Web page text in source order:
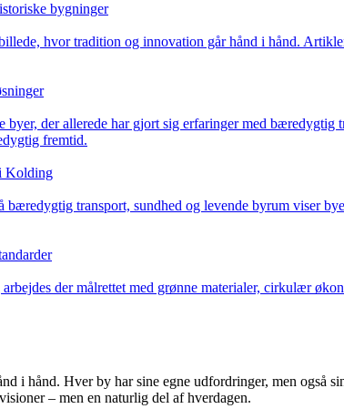
bygninger
hvor tradition og innovation går hånd i hånd.
der allerede har gjort sig erfaringer med
fremtid.
Kolding
transport, sundhed og levende byrum viser
der målrettet med grønne materialer, cirkulær
i hånd. Hver by har sine egne udfordringer, men også
– men en naturlig del af hverdagen.